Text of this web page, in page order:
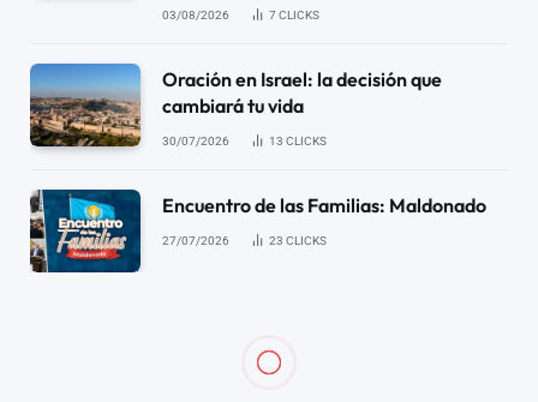
03/08/2026 7 CLICKS
Oración en Israel: la decisión que
cambiará tu vida
30/07/2026 13 CLICKS
Encuentro de las Familias: Maldonado
27/07/2026 23 CLICKS